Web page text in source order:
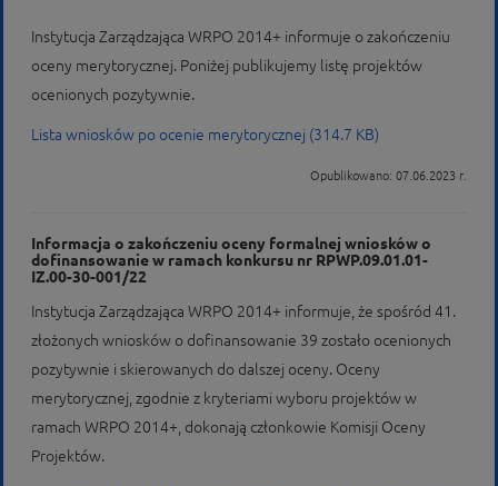
Instytucja Zarządzająca WRPO 2014+ informuje o zakończeniu
oceny merytorycznej. Poniżej publikujemy listę projektów
ocenionych pozytywnie.
Lista wniosków po ocenie merytorycznej (314.7 KB)
Opublikowano: 07.06.2023 r.
Informacja o zakończeniu oceny formalnej wniosków o
dofinansowanie w ramach konkursu nr RPWP.09.01.01-
IZ.00-30-001/22
Instytucja Zarządzająca WRPO 2014+ informuje, że spośród 41.
złożonych wniosków o dofinansowanie 39 zostało ocenionych
pozytywnie i skierowanych do dalszej oceny. Oceny
merytorycznej, zgodnie z kryteriami wyboru projektów w
ramach WRPO 2014+, dokonają członkowie Komisji Oceny
Projektów.